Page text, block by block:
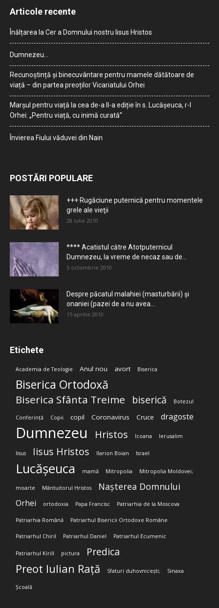
Articole recente
Înălțarea la Cer a Domnului nostru Iisus Hristos
Dumnezeu…
Recunoștință și binecuvântare pentru mamele dătătoare de
viață – din partea preoților Vicariatului Orhei
Marșul pentru viață la cea de-a II-a ediție în s. Lucășeuca, r-l
Orhei: „Pentru viață, cu inimă curată”
Învierea Fiului văduvei din Nain
POSTĂRI POPULARE
+++ Rugăciune puternică pentru momentele
grele ale vieţii
28 iulie 2010
**** Acatistul către Atotputernicul
Dumnezeu, la vreme de necaz sau de...
5 octombrie 2010
Despre păcatul malahiei (masturbării) şi
onaniei (pazei de a nu avea...
15 aprilie 2010
Etichete
Academia de Teologie Anul nou avort Biserica
Biserica Ortodoxă
Biserica Sfânta Treime biserică Botezul
Conferință Copii copil Coronavirus Cruce dragoste
Dumnezeu Hristos Icoana Ierusalim
Iisus Iisus Hristos Ilarion Boian Israel
Lucășeuca mamă Mitropolia Mitropolia Moldovei;
moarte Mântuitorul Hristos Nașterea Domnului
Orhei ortodoxia Papa Francisc Patriarhia de la Moscova
Patriarhia Română Patriarhul Bisericii Ortodoxe Române
Patriarhul Chiril Patriarhul Daniel Patriarhul Ecumenic
Patriarhul Kirill pictura Predica
Preot Iulian Rață Sfaturi duhovnicești; Sinaxa
Școală